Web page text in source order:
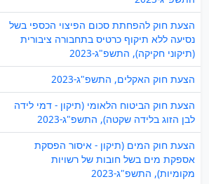
הצעת חוק להפחתת סכום הפיצוי הכספי בשל
נסיעה ללא תיקוף כרטיס בתחבורה ציבורית
(תיקוני חקיקה), התשפ"ג-2023
הצעת חוק האקלים, התשפ"ג-2023
הצעת חוק הביטוח הלאומי (תיקון - דמי לידה
לבן הזוג בלידה שקטה), התשפ"ג-2023
הצעת חוק המים (תיקון - איסור הפסקת
אספקת מים בשל חובות של רשויות
מקומיות), התשפ"ג-2023